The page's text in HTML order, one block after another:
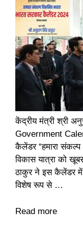
केंद्रीय मंत्री श्री
Government
कैलेंडर “हमारा
विकास यात्रा को
ठाकुर ने इस कैलेंडर में
विशेष रूप से …
Read more